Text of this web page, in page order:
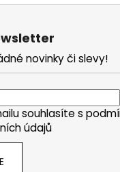
novinky či slevy!
souhlasíte s
údajů